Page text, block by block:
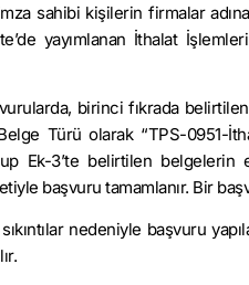
sahibi kişilerin firmalar
yayımlanan İthalat
birinci fıkrada
Türü olarak “TPS-0951-
Ek-3’te belirtilen
başvuru tamamlanır. Bir
nedeniyle başvuru